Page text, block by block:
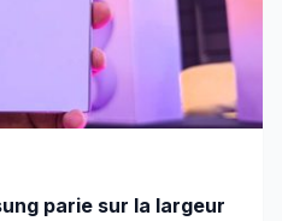
parie sur la largeur